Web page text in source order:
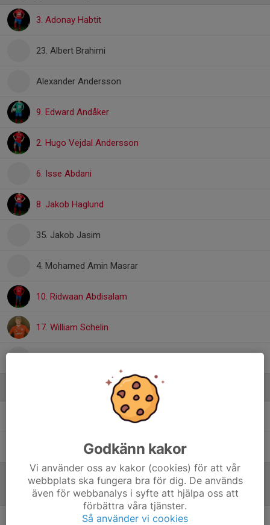
3. Adonay Habtit
23. Albert Brahimi
Alexander Andersson
9. Edward Andåker
2. Hugo Vejdal Andersson
6. Isse Abdani
8. Jakob Haglund
35. Jakob Jasim
4. Mohamed Amin Masrar
10. Ridwaan Abdisalam
17. William Schelin
Assisterande tränare
Torbjörn ArvidssonHjälptränare
Referat
Godkänn kakor
Vi använder oss av kakor (cookies) för att vår
webbplats ska fungera bra för dig. De används
även för webbanalys i syfte att hjälpa oss att
förbättra våra tjänster.
Så använder vi cookies